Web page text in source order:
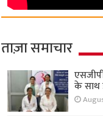
ताज़ा समाचार
के साथ